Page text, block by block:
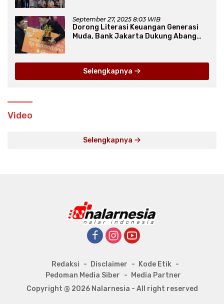
September 27, 2025 8:03 WIB
Dorong Literasi Keuangan Generasi
Muda, Bank Jakarta Dukung Abang
Selengkapnya
Video
Selengkapnya
Redaksi Disclaimer
Kode Etik
Pedoman Media Siber
Media Partner
Copyright @ 2026 Nalarnesia - All right reserved